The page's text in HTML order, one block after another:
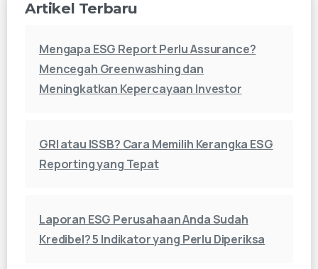
Artikel Terbaru
Mengapa ESG Report Perlu Assurance?
Mencegah Greenwashing dan
Meningkatkan Kepercayaan Investor
GRI atau ISSB? Cara Memilih Kerangka ESG
Reporting yang Tepat
Laporan ESG Perusahaan Anda Sudah
Kredibel? 5 Indikator yang Perlu Diperiksa